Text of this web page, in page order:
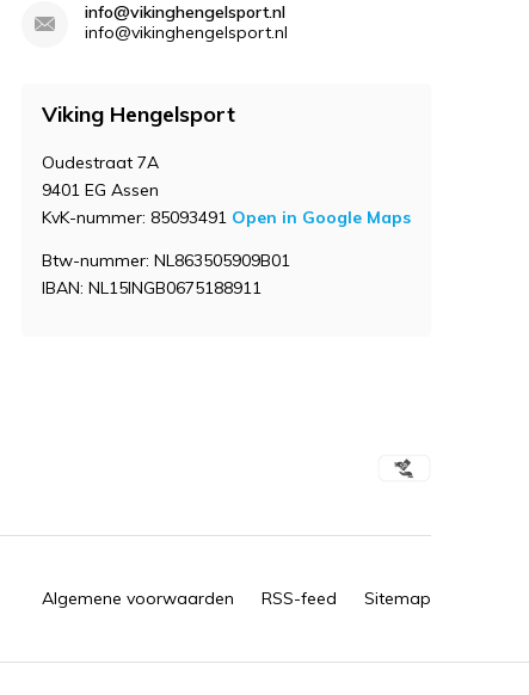
info@vikinghengelsport.nl
info@vikinghengelsport.nl
Viking Hengelsport
Oudestraat 7A
9401 EG Assen
KvK-nummer: 85093491 Open in Google Maps
Btw-nummer: NL863505909B01
IBAN: NL15INGB0675188911
Algemene voorwaarden RSS-feed Sitemap